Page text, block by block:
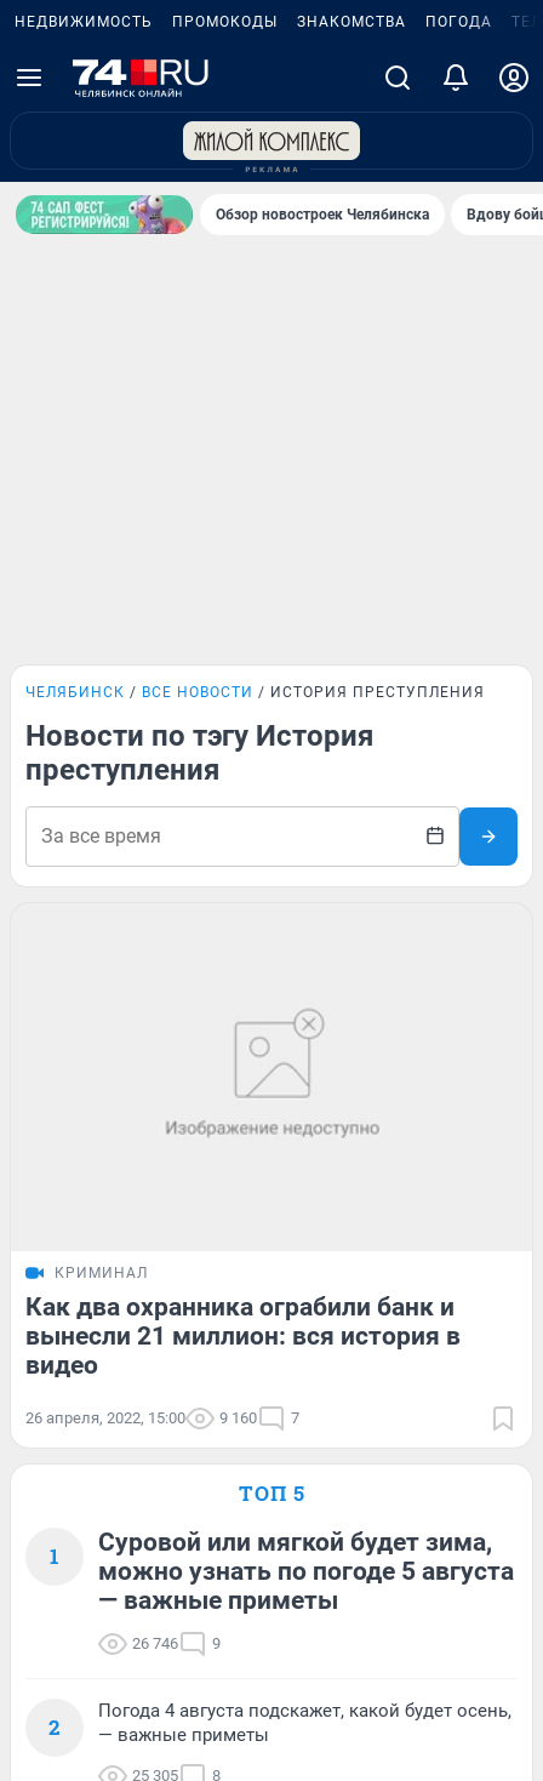
НЕДВИЖИМОСТЬ ПРОМОКОДЫ ЗНАКОМСТВА ПОГОДА
Обзор новостроек Челябинска Вдову
ЧЕЛЯБИНСК ВСЕ НОВОСТИ ИСТОРИЯ ПРЕСТУПЛЕНИЯ
Новости по тэгу История
преступления
КРИМИНАЛ
Как два охранника ограбили банк и
вынесли 21 миллион: вся история в
видео
26 апреля, 2022, 15:00 9 160 7
ТОП 5
1
Суровой или мягкой будет зима,
можно узнать по погоде 5 августа
— важные приметы
26 746 9
2
Погода 4 августа подскажет, какой будет осень,
— важные приметы
25 305 8